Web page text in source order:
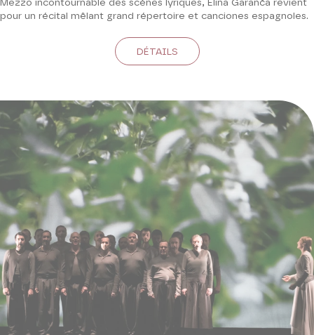
Mezzo incontournable des scènes lyriques, Elīna Garanča revient
pour un récital mêlant grand répertoire et canciones espagnoles.
DÉTAILS